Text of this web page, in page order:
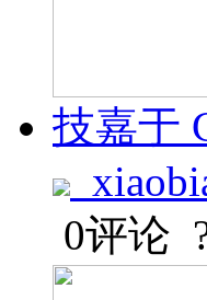
技嘉于
0评论